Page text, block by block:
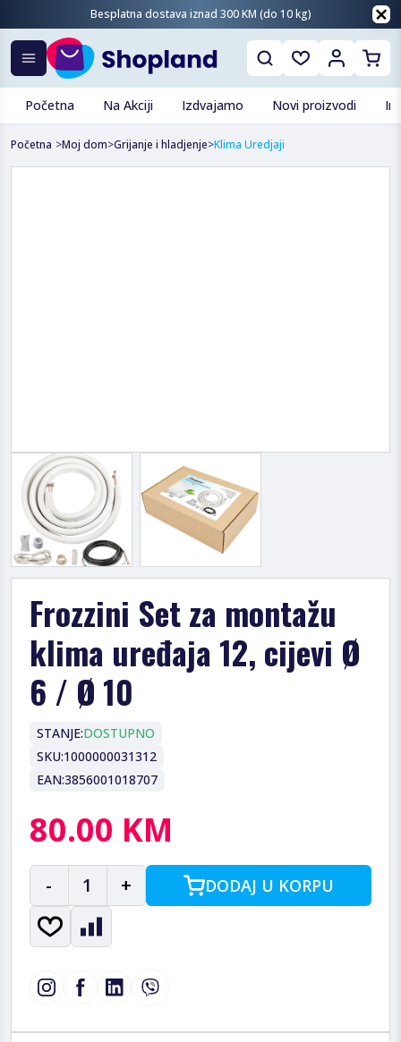
Besplatna dostava iznad 300 KM (do 10 kg)
Početna Na Akciji Izdvajamo Novi proizvodi
Početna >Moj dom>Grijanje i hladjenje>Klima Uredjaji
Frozzini Set za montažu
klima uređaja 12, cijevi Ø
6 / Ø 10
STANJE:DOSTUPNO
SKU:1000000031312
EAN:3856001018707
80.00 KM
- 1 + DODAJ U KORPU